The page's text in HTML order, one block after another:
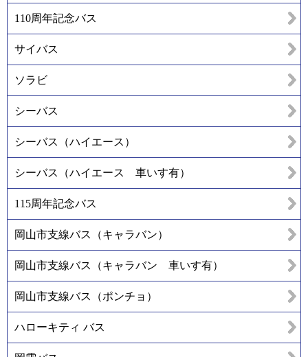
110周年記念バス
サイバス
ソラビ
シーバス
シーバス（ハイエース）
シーバス（ハイエース 車いす有）
115周年記念バス
岡山市支線バス（キャラバン）
岡山市支線バス（キャラバン 車いす有）
岡山市支線バス（ポンチョ）
ハローキティ バス